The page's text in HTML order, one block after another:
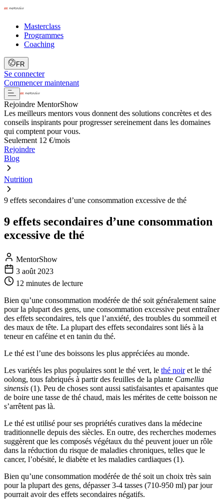
Masterclass
Programmes
Coaching
FR
Se connecter
Commencer maintenant
Rejoindre MentorShow
Les meilleurs mentors vous donnent des solutions concrètes et des
conseils inspirants pour progresser sereinement dans les domaines
qui comptent pour vous.
Seulement 12 €/mois
Rejoindre
Blog
Nutrition
9 effets secondaires d’une consommation excessive de thé
9 effets secondaires d’une consommation
excessive de thé
MentorShow
3 août 2023
12 minutes de lecture
Bien qu’une consommation modérée de thé soit généralement saine
pour la plupart des gens, une consommation excessive peut entraîner
des effets secondaires, tels que l’anxiété, des troubles du sommeil et
des maux de tête. La plupart des effets secondaires sont liés à la
teneur en caféine et en tanin du thé.
Le thé est l’une des boissons les plus appréciées au monde.
Les variétés les plus populaires sont le thé vert, le thé noiret le thé
oolong, tous fabriqués à partir des feuilles de la plante Camellia
sinensis (1). Peu de choses sont aussi satisfaisantes et apaisantes que
de boire une tasse de thé chaud, mais les mérites de cette boisson ne
s’arrêtent pas là.
Le thé est utilisé pour ses propriétés curatives dans la médecine
traditionnelle depuis des siècles. En outre, des recherches modernes
suggèrent que les composés végétaux du thé peuvent jouer un rôle
dans la réduction du risque de maladies chroniques, telles que le
cancer, l’obésité, le diabète et les maladies cardiaques (1).
Bien qu’une consommation modérée de thé soit un choix très sain
pour la plupart des gens, dépasser 3-4 tasses (710-950 ml) par jour
pourrait avoir des effets secondaires négatifs.